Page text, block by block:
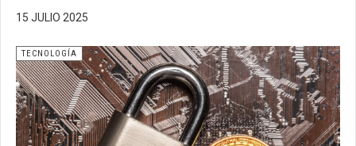
15 JULIO 2025
TECNOLOGÍA